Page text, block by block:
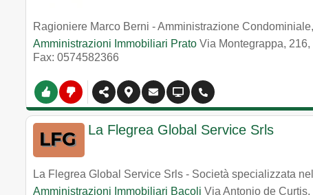
Ragioniere Marco Berni - Amministrazione
Amministrazioni Immobiliari Prato Via Montegrappa,
Fax: 0574582366
La Flegrea Global Service Srls
La Flegrea Global Service Srls - Società specializzata
Amministrazioni Immobiliari Bacoli Via Antonio de